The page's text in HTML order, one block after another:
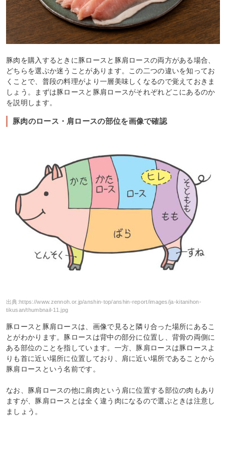
豚肉を購入するときに豚ロースと豚肩ロースの両方がある場合、
どちらを選ぶか迷うことがあります。この二つの違いを知ってお
くことで、普段の料理がより一層美味しくなるので覚えておきま
しょう。まずは豚ロースと豚肩ロースがそれぞれどこにあるのか
を説明します。
豚肉のロース・肩ロースの部位を画像で確認
出典:https://www.zennoh.or.jp/anshin-top/anshin-report/images/ja-kitanihon-
tikusan/thumbnail-11.jpg
豚ロースと豚肩ロースは、画像で見ると隣り合った場所にあるこ
とがわかります。豚ロースは背中の部分に位置し、背骨の両側に
ある部位のことを指しています。一方、豚肩ロースは豚ロースよ
りも首に近い場所に位置しており、肩に近い場所であることから
豚肩ロースという名前です。
なお、豚肩ロースの他に肩肉という肩に位置する部位の肉もあり
ますが、豚肩ロースとは全く違う肉になるので選ぶときは注意し
ましょう。